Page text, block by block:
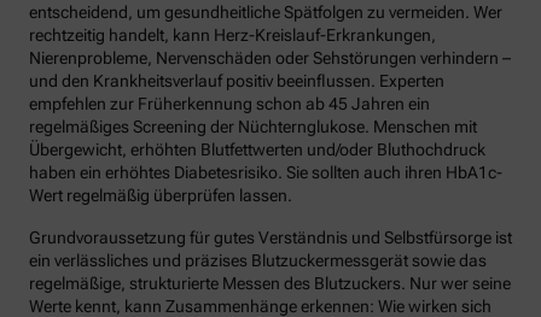
entscheidend, um gesundheitliche Spätfolgen zu vermeiden. Wer
rechtzeitig handelt, kann Herz-Kreislauf-Erkrankungen,
Nierenprobleme, Nervenschäden oder Sehstörungen verhindern –
und den Krankheitsverlauf positiv beeinflussen. Experten
empfehlen zur Früherkennung schon ab 45 Jahren ein
regelmäßiges Screening der Nüchternglukose. Menschen mit
Übergewicht, erhöhten Blutfettwerten und/oder Bluthochdruck
haben ein erhöhtes Diabetesrisiko. Sie sollten auch ihren HbA1c-
Wert regelmäßig überprüfen lassen.
Grundvoraussetzung für gutes Verständnis und Selbstfürsorge ist
ein verlässliches und präzises Blutzuckermessgerät sowie das
regelmäßige, strukturierte Messen des Blutzuckers. Nur wer seine
Werte kennt, kann Zusammenhänge erkennen: Wie wirken sich